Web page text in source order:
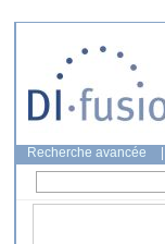
Recherche avancée